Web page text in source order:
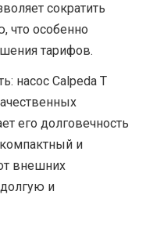
сократить
что особенно
тарифов.
насос Calpeda T
его долговечность
и
внешних
долгую и